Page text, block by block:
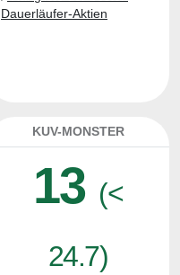
Dauerläufer-Aktien
KUV-MONSTER
13 (<
24.7)